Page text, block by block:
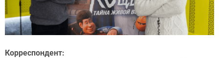
Корреспондент: